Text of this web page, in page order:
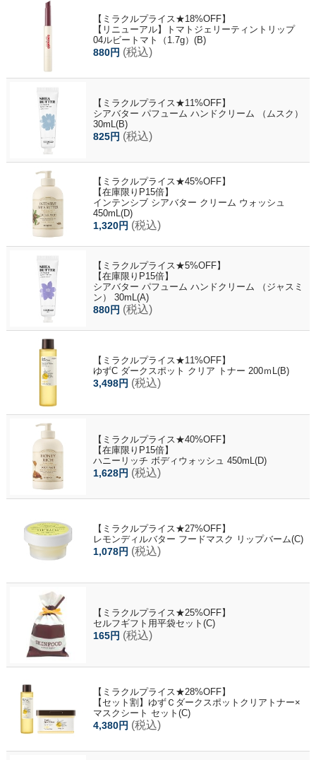
【ミラクルプライス★18%OFF】
【リニューアル】トマトジェリーティントリップ
04ルビートマト（1.7g）(B)
880円 (税込)
【ミラクルプライス★11%OFF】
シアバター パフューム ハンドクリーム （ムスク）
30mL(B)
825円 (税込)
【ミラクルプライス★45%OFF】
【在庫限りP15倍】
インテンシブ シアバター クリーム ウォッシュ
450mL(D)
1,320円 (税込)
【ミラクルプライス★5%OFF】
【在庫限りP15倍】
シアバター パフューム ハンドクリーム （ジャスミ
ン） 30mL(A)
880円 (税込)
【ミラクルプライス★11%OFF】
ゆずC ダークスポット クリア トナー 200ｍL(B)
3,498円 (税込)
【ミラクルプライス★40%OFF】
【在庫限りP15倍】
ハニーリッチ ボディウォッシュ 450mL(D)
1,628円 (税込)
【ミラクルプライス★27%OFF】
レモンディルバター フードマスク リップバーム(C)
1,078円 (税込)
【ミラクルプライス★25%OFF】
セルフギフト用平袋セット(C)
165円 (税込)
【ミラクルプライス★28%OFF】
【セット割】ゆずＣダークスポットクリアトナー×
マスクシート セット(C)
4,380円 (税込)